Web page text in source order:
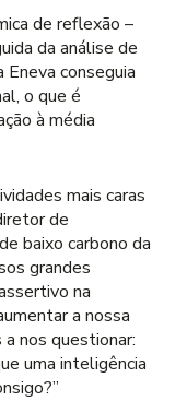
de reflexão –
da análise de
conseguia
o que é
à média
mais caras
de
baixo carbono da
grandes
na
a nossa
nos questionar:
uma inteligência